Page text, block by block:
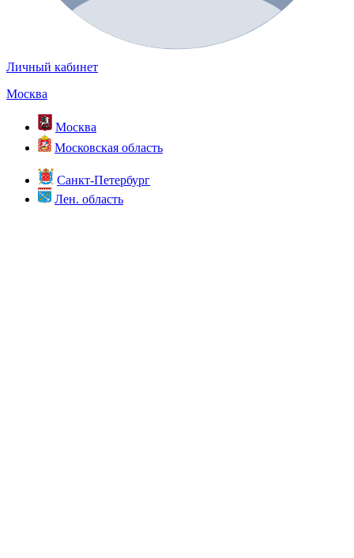
Личный кабинет
Москва
Москва
Московская область
Санкт-Петербург
Лен. область